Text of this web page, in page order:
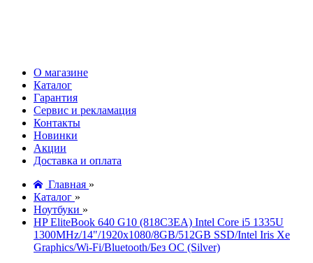
О магазине
Каталог
Гарантия
Сервис и рекламация
Контакты
Новинки
Акции
Доставка и оплата
Главная »
Каталог »
Ноутбуки »
HP EliteBook 640 G10 (818C3EA) Intel Core i5 1335U
1300MHz/14"/1920х1080/8GB/512GB SSD/Intel Iris Xe
Graphics/Wi-Fi/Bluetooth/Без ОС (Silver)